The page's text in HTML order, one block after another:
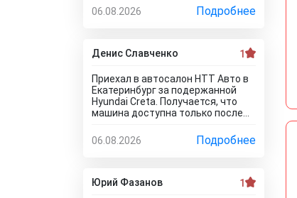
тут специально никто цены не
занижает, все честно и
мне сразу предложили
салоне. Для клиента это важно,
самому возиться не надо.
Сделали все быстро и поставили
нормальную цену. Теперь буду
ждать , пока тачку продадут, не
справятся так как тут работают
06.08.2026 Подробнее
Денис Славченко 1
Приехал в автосалон НТТ Авто в
Екатеринбург за подержанной
Hyundai Creta. Получается, что
машина доступна только после
идеальном состоянии здесь
отсутствует! Да как так можно
ездила! Я ушел из салона, потому
06.08.2026 Подробнее
Юрий Фазанов 1